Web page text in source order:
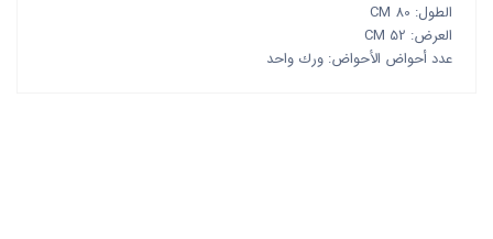
الطول: 80 CM
العرض: 52 CM
عدد أحواض الأحواض: ورك واحد